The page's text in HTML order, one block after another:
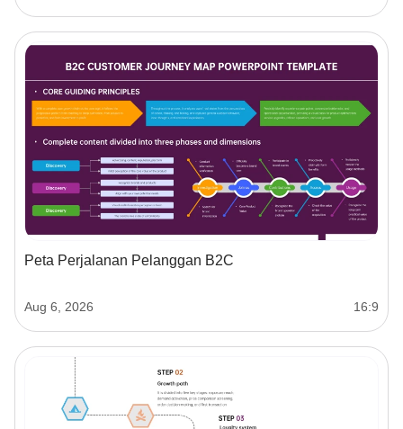
Peta Perjalanan Pelanggan B2C
Aug 6, 2026 16:9